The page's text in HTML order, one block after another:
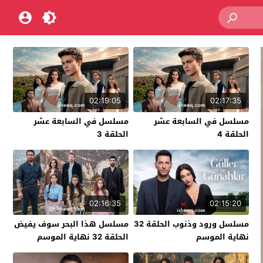
02:17:35
مسلسل في السابعة عشر
الحلقة 4
02:19:05
مسلسل في السابعة عشر
الحلقة 3
02:15:20
مسلسل ورود وذنوب الحلقة 32
نهاية الموسم
02:16:35
مسلسل هذا البحر سوف يفيض
الحلقة 32 نهاية الموسم